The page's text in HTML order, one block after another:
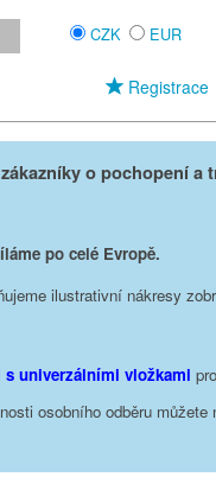
CZK EUR
Registrace
o pochopení a
po celé Evropě.
ilustrativní nákresy
univerzálními vložkami
osobního odběru